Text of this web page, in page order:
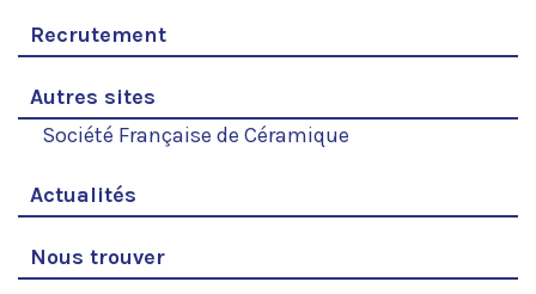
Recrutement
Autres sites
Société Française de Céramique
Actualités
Nous trouver